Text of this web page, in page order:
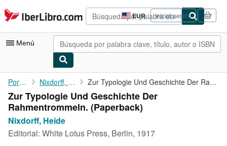
Pasar al contenido principal
IberLibro.com EUR
Preferencias
de
compra
del
Iniciar sesión
Menú
Mi cuenta
Consultar mis pedidos
Búsqueda avanzada
Colecciones
Portada Nixdorff, Heide Zur Typologie Und Geschichte Der Rahmentrommeln.
Zur Typologie Und Geschichte Der
Rahmentrommeln. (Paperback)
Nixdorff, Heide
Editorial: White Lotus Press, Berlin, 1917